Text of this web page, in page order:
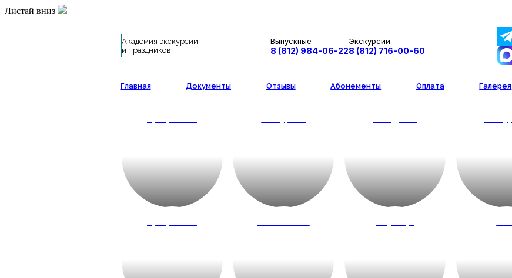
Листай вниз
Академия экскурсий
и праздников
Выпускные
8 (812) 984-06-22
Экскурсии
8 (812) 716-00-60
Главная Документы Отзывы Абонементы Оплата Галерея